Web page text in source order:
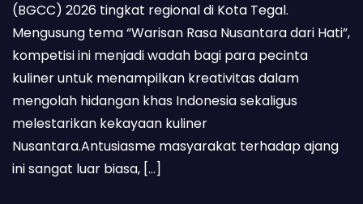
(BGCC) 2026 tingkat regional di Kota Tegal.
Mengusung tema “Warisan Rasa Nusantara dari Hati”,
kompetisi ini menjadi wadah bagi para pecinta
kuliner untuk menampilkan kreativitas dalam
mengolah hidangan khas Indonesia sekaligus
melestarikan kekayaan kuliner
Nusantara.Antusiasme masyarakat terhadap ajang
ini sangat luar biasa, […]